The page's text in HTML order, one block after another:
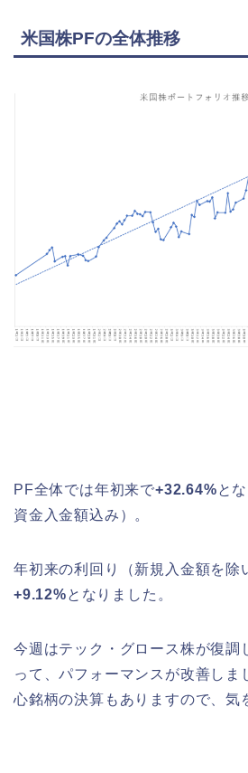
米国株PFの全体推移
PF全体では年初来で+32.64%と
資金入金額込み）。
年初来の利回り（新規入金額を除
+9.12%となりました。
今週はテック・グロース株が復調
って、パフォーマンスが改善しま
心銘柄の決算もありますので、気